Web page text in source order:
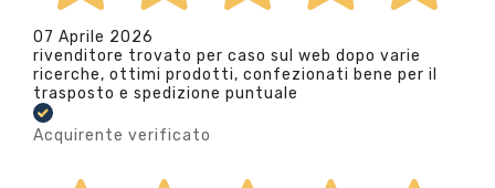
07 Aprile 2026
rivenditore trovato per caso sul web dopo varie
ricerche, ottimi prodotti, confezionati bene per il
trasposto e spedizione puntuale
Acquirente verificato